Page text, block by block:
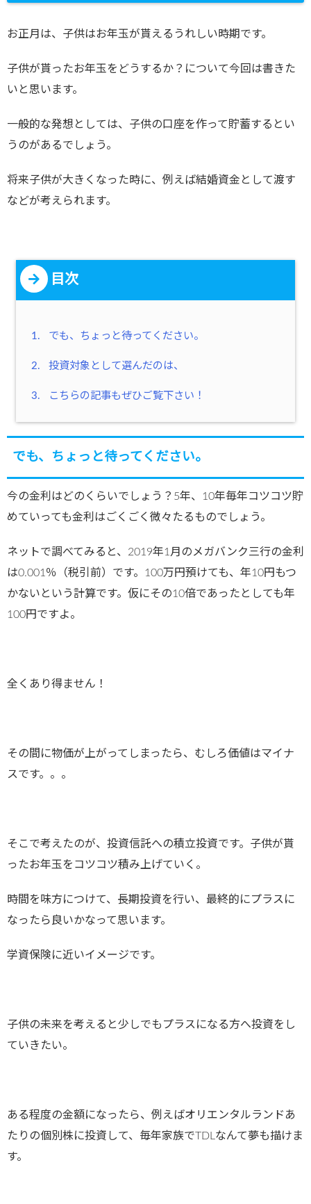
お正月は、子供はお年玉が貰えるうれしい時期です。
子供が貰ったお年玉をどうするか？について今回は書きた
いと思います。
一般的な発想としては、子供の口座を作って貯蓄するとい
うのがあるでしょう。
将来子供が大きくなった時に、例えば結婚資金として渡す
などが考えられます。
目次
1. でも、ちょっと待ってください。
2. 投資対象として選んだのは、
3. こちらの記事もぜひご覧下さい！
でも、ちょっと待ってください。
今の金利はどのくらいでしょう？5年、10年毎年コツコツ貯
めていっても金利はごくごく微々たるものでしょう。
ネットで調べてみると、2019年1月のメガバンク三行の金利
は0.001％（税引前）です。100万円預けても、年10円もつ
かないという計算です。仮にその10倍であったとしても年
100円ですよ。
全くあり得ません！
その間に物価が上がってしまったら、むしろ価値はマイナ
スです。。。
そこで考えたのが、投資信託への積立投資です。子供が貰
ったお年玉をコツコツ積み上げていく。
時間を味方につけて、長期投資を行い、最終的にプラスに
なったら良いかなって思います。
学資保険に近いイメージです。
子供の未来を考えると少しでもプラスになる方へ投資をし
ていきたい。
ある程度の金額になったら、例えばオリエンタルランドあ
たりの個別株に投資して、毎年家族でTDLなんて夢も描けま
す。